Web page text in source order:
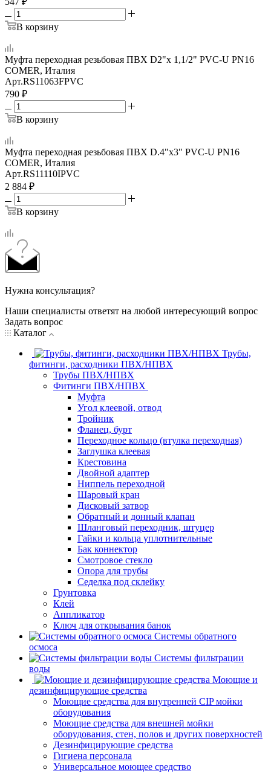
В корзину
Муфта переходная резьбовая ПВХ D2"x 1,1/2" PVC-U PN16
COMER, Италия
Арт.RS11063FPVC
790 ₽
В корзину
Муфта переходная резьбовая ПВХ D.4"x3" PVC-U PN16
COMER, Италия
Арт.RS11110IPVC
2 884 ₽
В корзину
Нужна консультация?
Наши специалисты ответят на любой интересующий вопрос
Задать вопрос
Каталог
Трубы,
фитинги, расходники ПВХ/НПВХ
Трубы ПВХ/НПВХ
Фитинги ПВХ/НПВХ
Муфта
Угол клеевой, отвод
Тройник
Фланец, бурт
Переходное кольцо (втулка переходная)
Заглушка клеевая
Крестовина
Двойной адаптер
Ниппель переходной
Шаровый кран
Дисковый затвор
Обратный и донный клапан
Шланговый переходник, штуцер
Гайки и кольца уплотнительные
Бак коннектор
Смотровое стекло
Опора для трубы
Седелка под склейку
Грунтовка
Клей
Аппликатор
Ключ для открывания банок
Системы обратного
осмоса
Системы фильтрации
воды
Моющие и
дезинфицирующие средства
Моющие средства для внутренней CIP мойки
оборудования
Моющие средства для внешней мойки
оборудования, стен, полов и других поверхностей
Дезинфицирующие средства
Гигиена персонала
Универсальное моющее средство